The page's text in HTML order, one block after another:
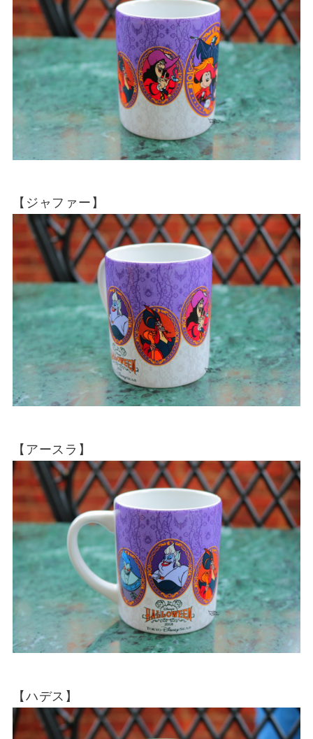
【ジャファー】
【アースラ】
【ハデス】